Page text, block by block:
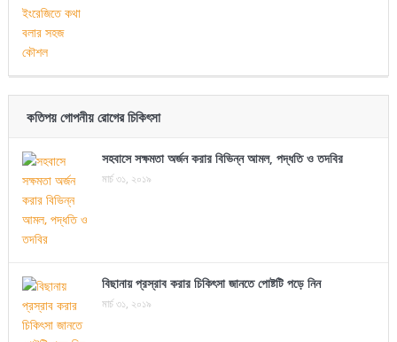
কতিপয় গোপনীয় রোগের চিকিৎসা
সহবাসে সক্ষমতা অর্জন করার বিভিন্ন আমল, পদ্ধতি ও তদবির
মার্চ ৩১, ২০১৯
বিছানায় প্রস্রাব করার চিকিৎসা জানতে পোষ্টটি পড়ে নিন
মার্চ ৩১, ২০১৯